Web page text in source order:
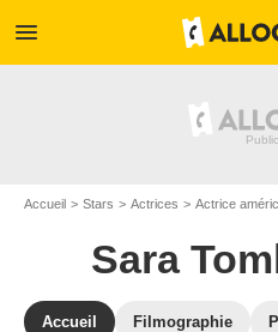
menu
Accueil Stars Actrices Actrice
Sara
Accueil Filmographie